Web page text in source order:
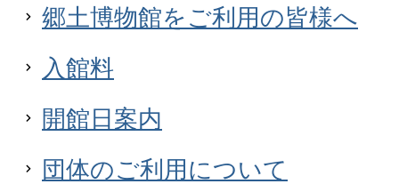
郷土博物館をご利用の皆様へ
入館料
開館日案内
団体のご利用について